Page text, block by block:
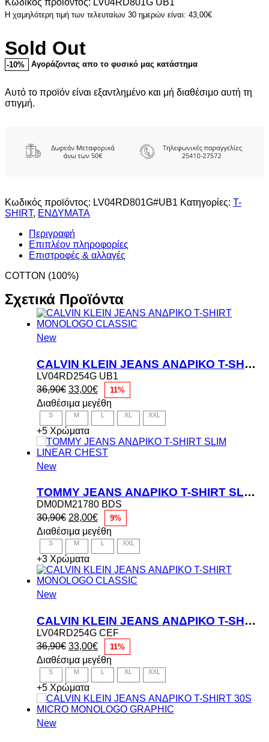
Η χαμηλότερη τιμή των τελευταίων 30 ημερών είναι: 43,00€
Sold Out
-10% Αγοράζοντας απο το φυσικό μας κατάστημα
Αυτό το προϊόν είναι εξαντλημένο και μή διαθέσιμο αυτή τη
στιγμή.
Κωδικός προϊόντος: LV04RD801G#UB1 Κατηγορίες: T-
SHIRT, ΕΝΔΥΜΑΤΑ
Περιγραφή
Επιπλέον πληροφορίες
Επιστροφές & αλλαγές
COTTON (100%)
Σχετικά Προϊόντα
New
CALVIN KLEIN JEANS ΑΝΔΡΙΚΟ T-SHIRT MONOLOGO CLASSIC
LV04RD254G UB1
36,90€ Original
price
was:
36,90€.
33,00€Η
τρέχουσα
τιμή
είναι:
11%
Διαθέσιμα μεγέθη
S M L XL XXL
+5 Χρώματα
New
TOMMY JEANS ΑΝΔΡΙΚΟ T-SHIRT SLIM LINEAR CHEST
DM0DM21780 BDS
30,90€ Original
price
was:
30,90€.
28,00€Η
τρέχουσα
τιμή
είναι:
9%
Διαθέσιμα μεγέθη
S M XXL
+3 Χρώματα
New
CALVIN KLEIN JEANS ΑΝΔΡΙΚΟ T-SHIRT MONOLOGO CLASSIC
LV04RD254G CEF
36,90€ Original
price
was:
36,90€.
33,00€Η
τρέχουσα
τιμή
είναι:
11%
Διαθέσιμα μεγέθη
S M L XL XXL
+5 Χρώματα
New